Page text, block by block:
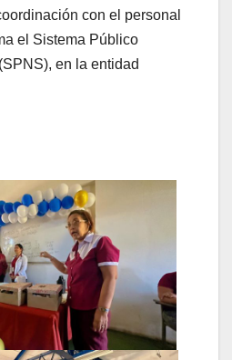
con el personal
el Sistema Público
en la entidad